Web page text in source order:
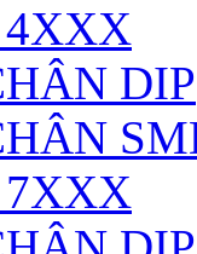
DIP